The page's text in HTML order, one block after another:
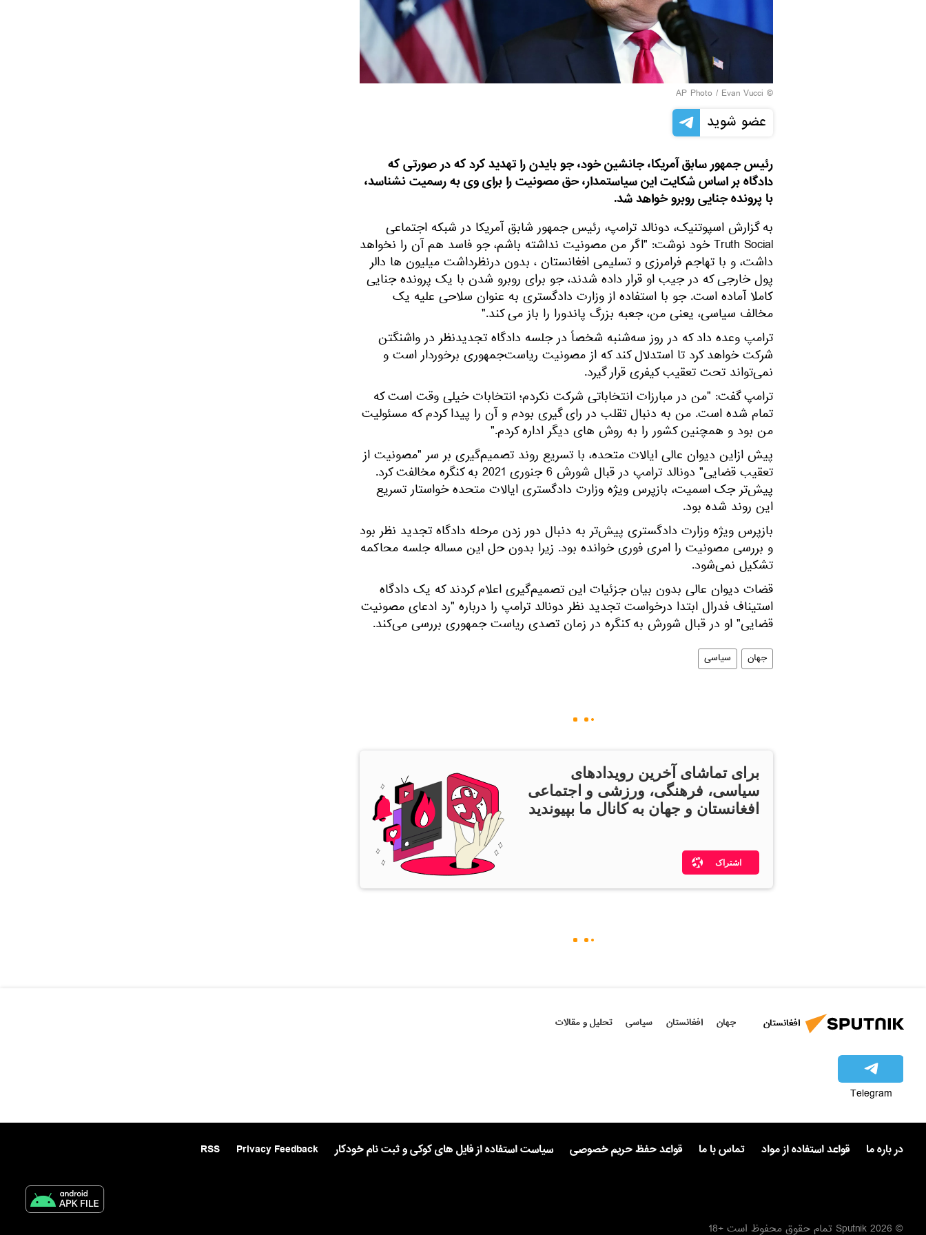
© AP Photo / Evan Vucci
عضو شوید
رئیس جمهور سابق آمریکا، جانشین خود، جو بایدن را تهدید کرد که در صورتی که
دادگاه بر اساس شکایت این سیاستمدار، حق مصونیت را برای وی به رسمیت نشناسد،
با پرونده جنایی روبرو خواهد شد.
به گزارش اسپوتنیک، دونالد ترامپ، رئیس جمهور شابق آمریکا در شبکه اجتماعی
Truth Social خود نوشت: "اگر من مصونیت نداشته باشم، جو فاسد هم آن را نخواهد
داشت، و با تهاجم فرامرزی و تسلیمی افغانستان ، بدون درنظرداشت میلیون ها دالر
پول خارجی که در جیب او قرار داده شدند، جو برای روبرو شدن با یک پرونده جنایی
کاملا آماده است. جو با استفاده از وزارت دادگستری به عنوان سلاحی علیه یک
مخالف سیاسی، یعنی من، جعبه بزرگ پاندورا را باز می کند."
ترامپ وعده داد که در روز سه‌شنبه شخصاً در جلسه دادگاه تجدیدنظر در واشنگتن
شرکت خواهد کرد تا استدلال کند که از مصونیت ریاست‌جمهوری برخوردار است و
نمی‌تواند تحت تعقیب کیفری قرار گیرد.
ترامپ گفت: "من در مبارزات انتخاباتی شرکت نکردم؛ انتخابات خیلی وقت است که
تمام شده است. من به دنبال تقلب در رای گیری بودم و آن را پیدا کردم که مسئولیت
من بود و همچنین کشور را به روش های دیگر اداره کردم."
پیش ازاین دیوان عالی ایالات متحده، با تسریع روند تصمیم‌گیری بر سر "مصونیت از
تعقیب قضایی" دونالد ترامپ در قبال شورش 6 جنوری 2021 به کنگره مخالفت کرد.
پیش‌تر جک اسمیت، بازپرس ویژه وزارت دادگستری ایالات متحده خواستار تسریع
این روند شده بود.
بازپرس ویژه وزارت دادگستری پیش‌تر به دنبال دور زدن مرحله دادگاه تجدید نظر بود
و بررسی مصونیت را امری فوری خوانده بود. زیرا بدون حل این مساله جلسه محاکمه
تشکیل نمی‌شود.
قضات دیوان عالی بدون بیان جزئیات این تصمیم‌گیری اعلام کردند که یک دادگاه
استیناف فدرال ابتدا درخواست تجدید نظر دونالد ترامپ را درباره "رد ادعای مصونیت
قضایی" او در قبال شورش به کنگره در زمان تصدی ریاست جمهوری بررسی می‌کند.
جهان سیاسی
برای تماشای آخرین رویدادهای
سیاسی، فرهنگی، ورزشی و اجتماعی
افغانستان و جهان به کانال ما بپیوندید
اشتراک
افغانستان جهان افغانستان سیاسی تحلیل و مقالات
Telegram
در باره ما قواعد استفاده از مواد تماس با ما قواعد حفظ حریم خصوصی سیاست استفاده از فایل های کوکی و ثبت نام خودکار Privacy Feedback
RSS
© 2026 Sputnik تمام حقوق محفوظ است +18